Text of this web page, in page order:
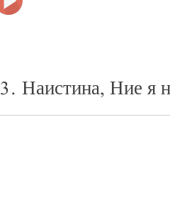
3. Наистина, Ние я